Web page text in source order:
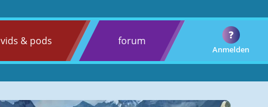
vids & pods forum
Anmelden
?